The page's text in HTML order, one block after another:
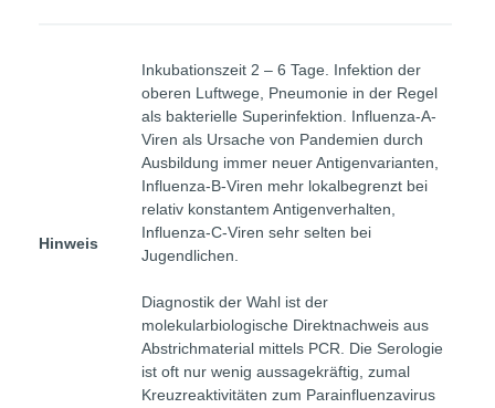
Hinweis
Inkubationszeit 2 – 6 Tage. Infektion der
oberen Luftwege, Pneumonie in der Regel
als bakterielle Superinfektion. Influenza-A-
Viren als Ursache von Pandemien durch
Ausbildung immer neuer Antigenvarianten,
Influenza-B-Viren mehr lokalbegrenzt bei
relativ konstantem Antigenverhalten,
Influenza-C-Viren sehr selten bei
Jugendlichen.
Diagnostik der Wahl ist der
molekularbiologische Direktnachweis aus
Abstrichmaterial mittels PCR. Die Serologie
ist oft nur wenig aussagekräftig, zumal
Kreuzreaktivitäten zum Parainfluenzavirus